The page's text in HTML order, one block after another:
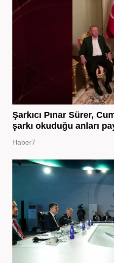
Şarkıcı Pınar Sürer,
şarkı okuduğu anları
Haber7